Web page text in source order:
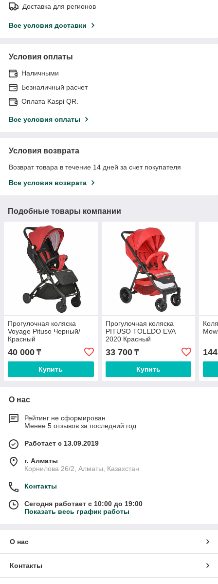
Доставка для регионов
Все условия доставки
Условия оплаты
Наличными
Безналичный расчет
Оплата Kaspi QR.
Все условия оплаты
Условия возврата
Возврат товара в течение 14 дней за счет покупателя
Все условия возврата
Подобные товары компании
Прогулочная коляска
Voyage Pituso Черный/
Красный
40 000 ₸
Купить
Прогулочная коляска
PITUSO TOLEDO EVA
2020 Красный
33 700₸
Купить
О нас
Рейтинг не сформирован
Менее 5 отзывов за последний год
Работает с 13.09.2019
г. Алматы
Корнилова 26/2, Алматы, Казахстан
Контакты
Сегодня работает с 10:00 до 19:00
Показать весь график работы
О нас
Контакты